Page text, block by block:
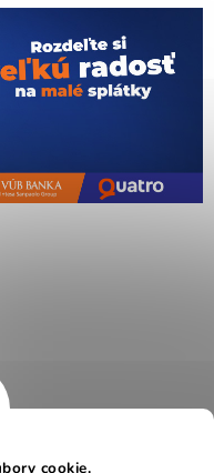
cookie.